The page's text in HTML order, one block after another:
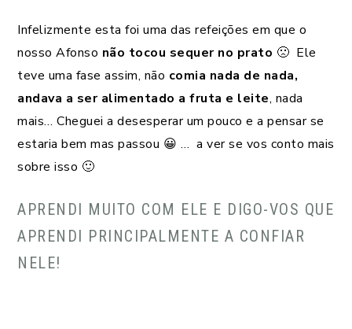
Infelizmente esta foi uma das refeições em que o
nosso Afonso não tocou sequer no prato 🙁 Ele
teve uma fase assim, não comia nada de nada,
andava a ser alimentado a fruta e leite, nada
mais… Cheguei a desesperar um pouco e a pensar se
estaria bem mas passou 😀 … a ver se vos conto mais
sobre isso 🙂
APRENDI MUITO COM ELE E DIGO-VOS QUE
APRENDI PRINCIPALMENTE A CONFIAR
NELE!